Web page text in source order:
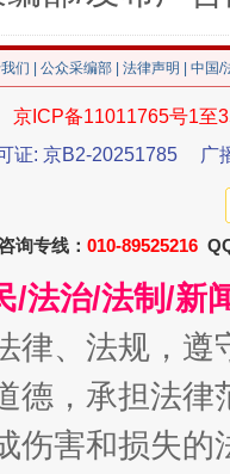
生
"炒
们 公众采编部 法律声明 | 中国
京ICP备11011765号1至
证: 京B2-20251785
广
询专线： 010-89525216
/法治/法制/新
律、法规，
德，承担法
伤害和损失